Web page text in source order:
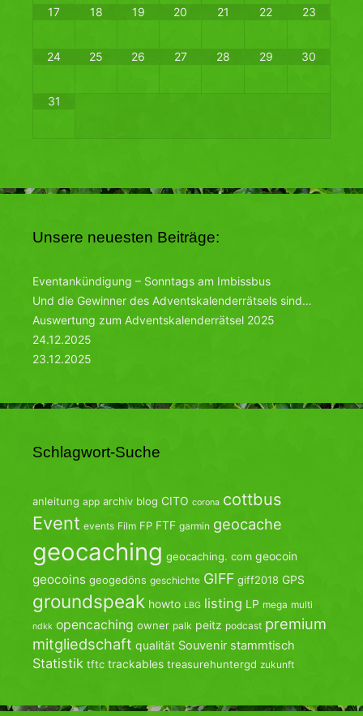
17 18 19 20 21 22 23
24 25 26 27 28 29 30
31
Unsere neuesten Beiträge:
Eventankündigung – Sonntags am Imbissbus
Und die Gewinner des Adventskalenderrätsels sind…
Auswertung zum Adventskalenderrätsel 2025
24.12.2025
23.12.2025
Schlagwort-Suche
anleitung app archiv blog CITO corona cottbus
Event events Film FP FTF garmin geocache
geocaching geocaching. com geocoin
geocoins geogedöns geschichte GIFF giff2018 GPS
groundspeak howto LBG listing LP mega multi
ndkk opencaching owner palk peitz podcast premium
mitgliedschaft qualität Souvenir stammtisch
Statistik tftc trackables treasurehuntergd zukunft